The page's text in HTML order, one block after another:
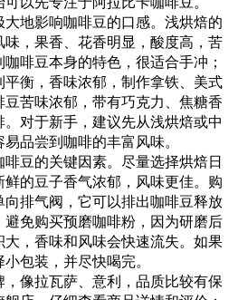
大地影响咖啡豆的口感。浅烘焙的
，果香、花香明显，酸度高，苦
啡豆本身的特色，很适合手冲；
衡，香味浓郁，制作拿铁、美式
苦味浓郁，带有巧克力、焦糖香
对于新手，建议先从浅烘焙或中
品尝到咖啡的丰富风味。
啡豆的关键因素。尽量选择烘焙日
的豆子香气浓郁，风味更佳。购
排气阀，它可以排出咖啡豆释放
免购买预磨咖啡粉，因为研磨后
，香味和风味会快速流失。如果
包装，并尽快喝完。
，像拉瓦萨、意利，品质比较有保